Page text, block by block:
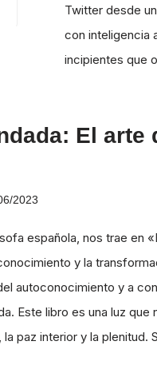
Twitter desde
con inteligencia
incipientes que
El arte
2023
española, nos trae en
y la
autoconocimiento y a
Este libro es una luz que
paz interior y la plenitud.